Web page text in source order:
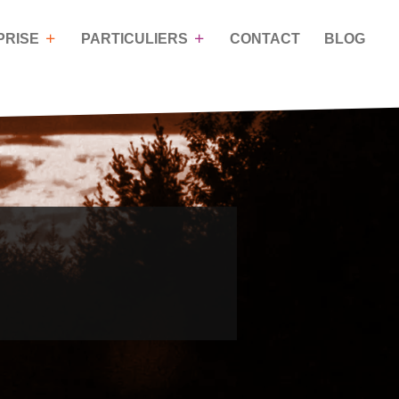
NOS PROGRAMMES DE
FORMATIONS
Mieux communiquer grâce à
la Process Com’
PARTICULIERS
DEVIE
Coaching pour les particuliers
CONTACT BLOG